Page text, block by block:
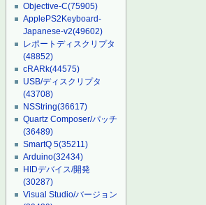
Objective-C(75905)
ApplePS2Keyboard-
Japanese-v2(49602)
レポートディスクリプタ
(48852)
cRARk(44575)
USB/ディスクリプタ
(43708)
NSString(36617)
Quartz Composer/パッチ
(36489)
SmartQ 5(35211)
Arduino(32434)
HIDデバイス/開発
(30287)
Visual Studio/バージョン